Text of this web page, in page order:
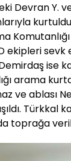
Devran Y.
ekipleri sevk
ise
arama
ve ablası
Türkkal
toprağa